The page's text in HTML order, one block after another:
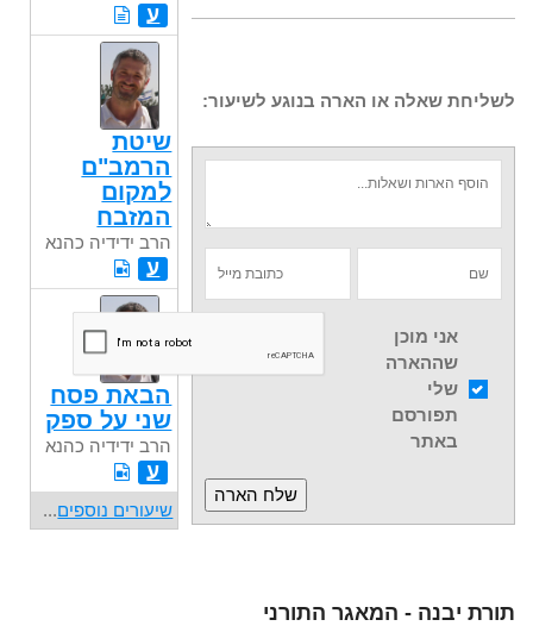
תורת יבנה - המאגר התורני
לשליחת שאלה או הארה בנוגע לשיעור:
אני מוכן
שההארה
שלי
תפורסם
באתר
ע
שיטת
הרמב"ם
למקום
המזבח
הרב ידידיה כהנא
ע
הבאת פסח
שני על ספק
הרב ידידיה כהנא
ע
שיעורים נוספים...